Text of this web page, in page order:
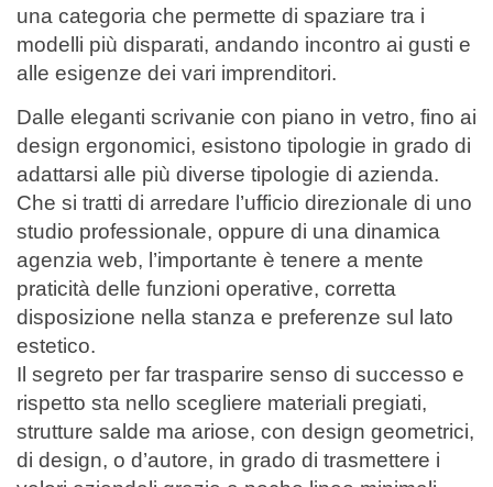
una categoria che permette di spaziare tra i
modelli più disparati, andando incontro ai gusti e
alle esigenze dei vari imprenditori.
Dalle eleganti scrivanie con piano in vetro, fino ai
design ergonomici, esistono tipologie in grado di
adattarsi alle più diverse tipologie di azienda.
Che si tratti di arredare l’ufficio direzionale di uno
studio professionale, oppure di una dinamica
agenzia web, l’importante è tenere a mente
praticità delle funzioni operative, corretta
disposizione nella stanza e preferenze sul lato
estetico.
Il segreto per far trasparire senso di successo e
rispetto sta nello scegliere materiali pregiati,
strutture salde ma ariose, con design geometrici,
di design, o d’autore, in grado di trasmettere i